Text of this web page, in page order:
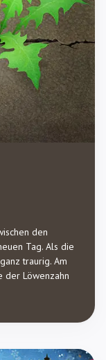
den
Tag. Als die
traurig. Am
der Löwenzahn